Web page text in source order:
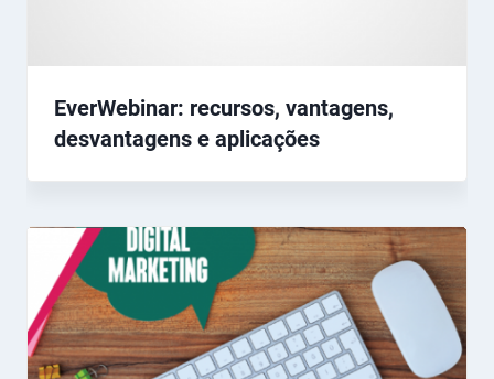
EverWebinar: recursos, vantagens,
desvantagens e aplicações